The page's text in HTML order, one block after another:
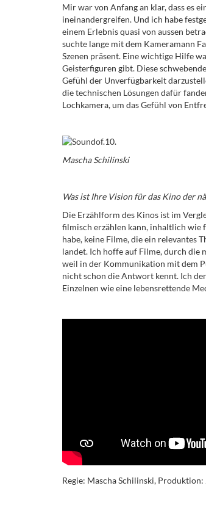
Mir war von Anfang an klar, dass es
ineinandergreifen. Und ich habe
einem Erlebnis quasi von aussen
suchte lange mit dem Kameramann
Szenen präsent. Eine wichtige Hilfe
Geisterfiguren gibt. Diese
Gefühl der Unverfügbarkeit
die technischen Lösungen dafür
Lochkamera, um das Gefühl von
Mascha Schilinski
Was ist Ihre Vision für das Kino der
Die Erzählform des Kinos ist im
filmisch erzählen kann, inhaltlich wie
habe, keine Filme, die ein relevantes
landet. Ich hoffe auf Filme, durch die
weil in der Kommunikation mit dem
nicht schon die Antwort kennt. Ich
Einzelnen wie eine lebensrettende
Regie: Mascha Schilinski,